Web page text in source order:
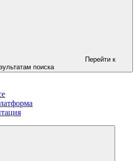
Перейти к
поиска